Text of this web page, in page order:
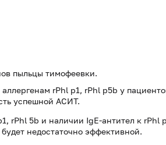
пыльцы тимофеевки.
rPhl p1, rPhl p5b у
успешной АСИТ.
rPhl 5b и наличии IgE-антител к rPhl
недостаточно эффективной.